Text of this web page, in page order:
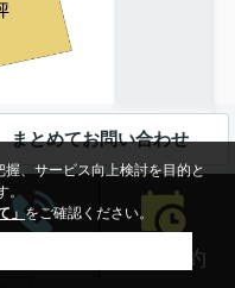
高崎問屋町」駅 徒歩50分
まとめてお問い合わせ
来店予約
、サービス向上検討を目的と
。
」をご確認ください。